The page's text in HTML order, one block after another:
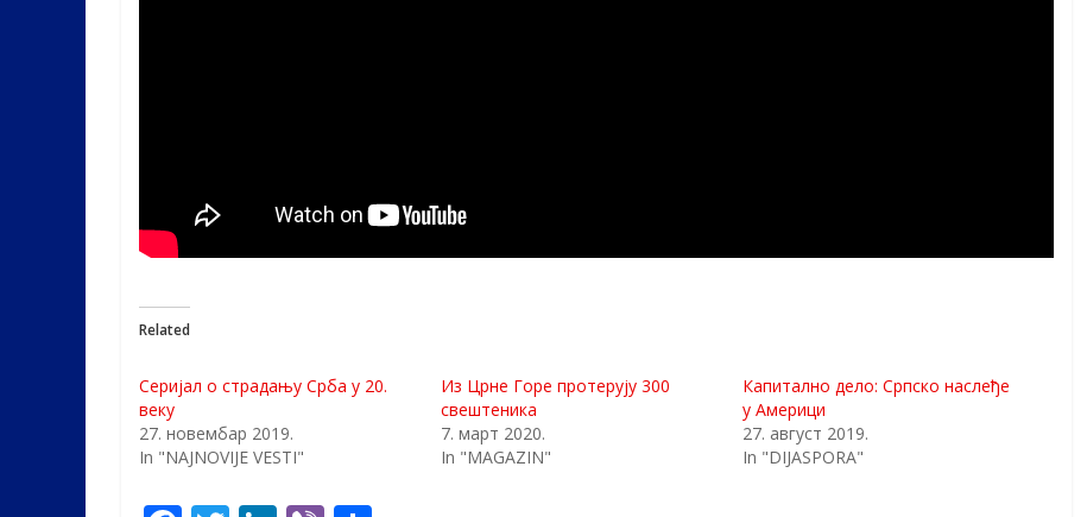
Related
Серијал о страдању Срба у 20.
веку
27. новембар 2019.
In "NAJNOVIJE VESTI"
Из Црне Горе протерују 300
свештеника
7. март 2020.
In "MAGAZIN"
Капитално дело: Српско наслеђе
у Америци
27. август 2019.
In "DIJASPORA"